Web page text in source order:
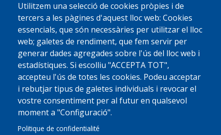
Utilitzem una selecció de cookies pròpies i de
tercers a les pàgines d'aquest lloc web: Cookies
essencials, que són necessàries per utilitzar el lloc
web; galetes de rendiment, que fem servir per
generar dades agregades sobre l'ús del lloc web i
estadístiques. Si escolliu "ACCEPTA TOT",
accepteu l'ús de totes les cookies. Podeu acceptar
i rebutjar tipus de galetes individuals i revocar el
vostre consentiment per al futur en qualsevol
moment a "Configuració".
Politique de confidentialité